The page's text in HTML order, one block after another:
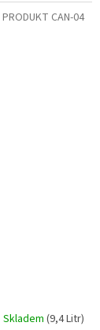
Skladem (9,4 Litr)
PRODUKT CAN-04